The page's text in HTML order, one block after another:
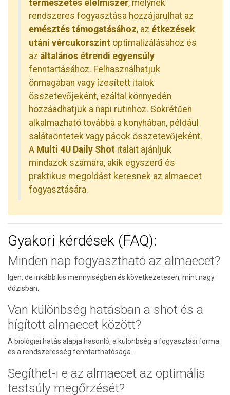
természetes élelmiszer, melynek
rendszeres fogyasztása hozzájárulhat az
emésztés támogatásához, az étkezések
utáni vércukorszint optimalizálásához és
az általános étrendi egyensúly
fenntartásához. Felhasználhatjuk
önmagában vagy ízesített italok
összetevőjeként, ezáltal könnyedén
hozzáadhatjuk a napi rutinhoz. Sokrétűen
alkalmazható továbbá a konyhában, például
salátaöntetek vagy pácok összetevőjeként.
A Multi 4U Daily Shot italait ajánljuk
mindazok számára, akik egyszerű és
praktikus megoldást keresnek az almaecet
fogyasztására.
Gyakori kérdések (FAQ):
Minden nap fogyasztható az almaecet?
Igen, de inkább kis mennyiségben és következetesen, mint nagy
dózisban.
Van különbség hatásban a shot és a
hígított almaecet között?
A biológiai hatás alapja hasonló, a különbség a fogyasztási forma
és a rendszeresség fenntarthatósága.
Segíthet-i e az almaecet az optimális
testsúly megőrzését?